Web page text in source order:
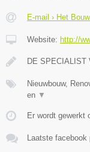
E-mail › Het
Website: http://
DE SPECIALIST
Nieuwbouw,
en ▼
Er wordt gewerkt
Laatste facebook